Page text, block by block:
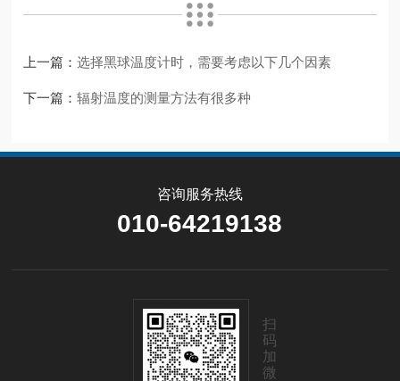
上一篇：选择黑球温度计时，需要考虑以下几个因素
下一篇：辐射温度的测量方法有很多种
咨询服务热线
010-64219138
扫
码
加
微